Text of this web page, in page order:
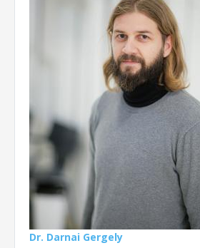
Dr. Darnai Gergely